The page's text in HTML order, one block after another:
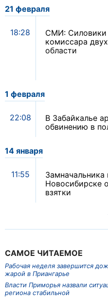
САМОЕ ЧИТАЕМОЕ
Рабочая неделя завершится
жарой в Приангарье
Власти Приморья назвали
региона стабильной
21 февраля
18:28
СМИ: Силовики
комиссара
области
1 февраля
22:08
В Забайкалье
обвинению в
14 января
11:55
Замначальника
Новосибирске
взятки